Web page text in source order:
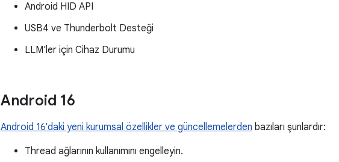
Android HID API
USB4 ve Thunderbolt Desteği
LLM'ler için Cihaz Durumu
Android 16
Android 16'daki yeni kurumsal özellikler ve güncellemelerden bazıları şunlardır:
Thread ağlarının kullanımını engelleyin.